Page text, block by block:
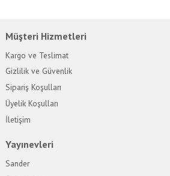
Müşteri Hizmetleri
Kargo ve Teslimat
Gizlilik ve Güvenlik
Sipariş Koşulları
Üyelik Koşulları
İletişim
Yayınevleri
Sander